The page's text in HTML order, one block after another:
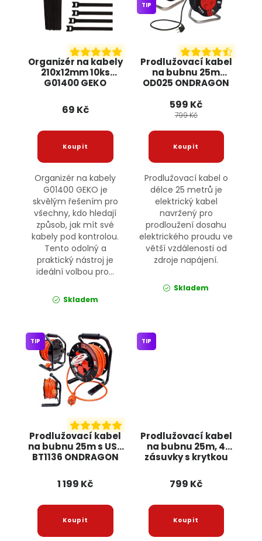
Organizér na kabely
210x12mm 10ks
G01400 GEKO
69 Kč
Organizér na kabely
G01400 GEKO je
skvělým řešením pro
všechny, kdo hledají
způsob, jak mít své
kabely pod kontrolou.
Tento odolný a
praktický nástroj je
ideální volbou pro...
Skladem
Prodlužovací kabel
na bubnu 25m
OD025 ONDRAGON
TIP
599 Kč
799 Kč
Prodlužovací kabel o
délce 25 metrů je
elektrický kabel
navržený pro
prodloužení dosahu
elektrického proudu ve
větší vzdálenosti od
zdroje napájení.
Skladem
Prodlužovací kabel
na bubnu 25m s USB
BT1136 ONDRAGON
TIP
1 199 Kč
Prodlužovací kabel
na bubnu 25m, 4
zásuvky s krytkou
TIP
799 Kč